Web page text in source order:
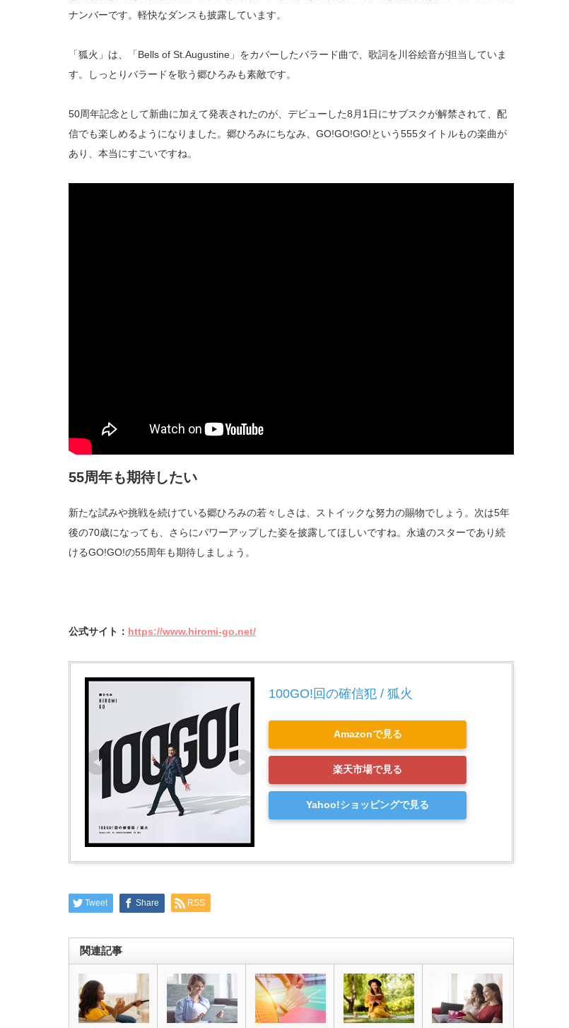
ナンバーです。軽快なダンスも披露しています。
「狐火」は、「Bells of St.Augustine」をカバーしたバラード曲で、歌詞を川谷絵音が担当していま
す。しっとりバラードを歌う郷ひろみも素敵です。
50周年記念として新曲に加えて発表されたのが、デビューした8月1日にサブスクが解禁されて、配
信でも楽しめるようになりました。郷ひろみにちなみ、GO!GO!GO!という555タイトルもの楽曲が
あり、本当にすごいですね。
55周年も期待したい
新たな試みや挑戦を続けている郷ひろみの若々しさは、ストイックな努力の賜物でしょう。次は5年
後の70歳になっても、さらにパワーアップした姿を披露してほしいですね。永遠のスターであり続
けるGO!GO!の55周年も期待しましょう。
公式サイト： https://www.hiromi-go.net/
100GO!回の確信犯 / 狐火
Amazonで見る
楽天市場で見る
Yahoo!ショッピングで見る
Tweet Share RSS
関連記事